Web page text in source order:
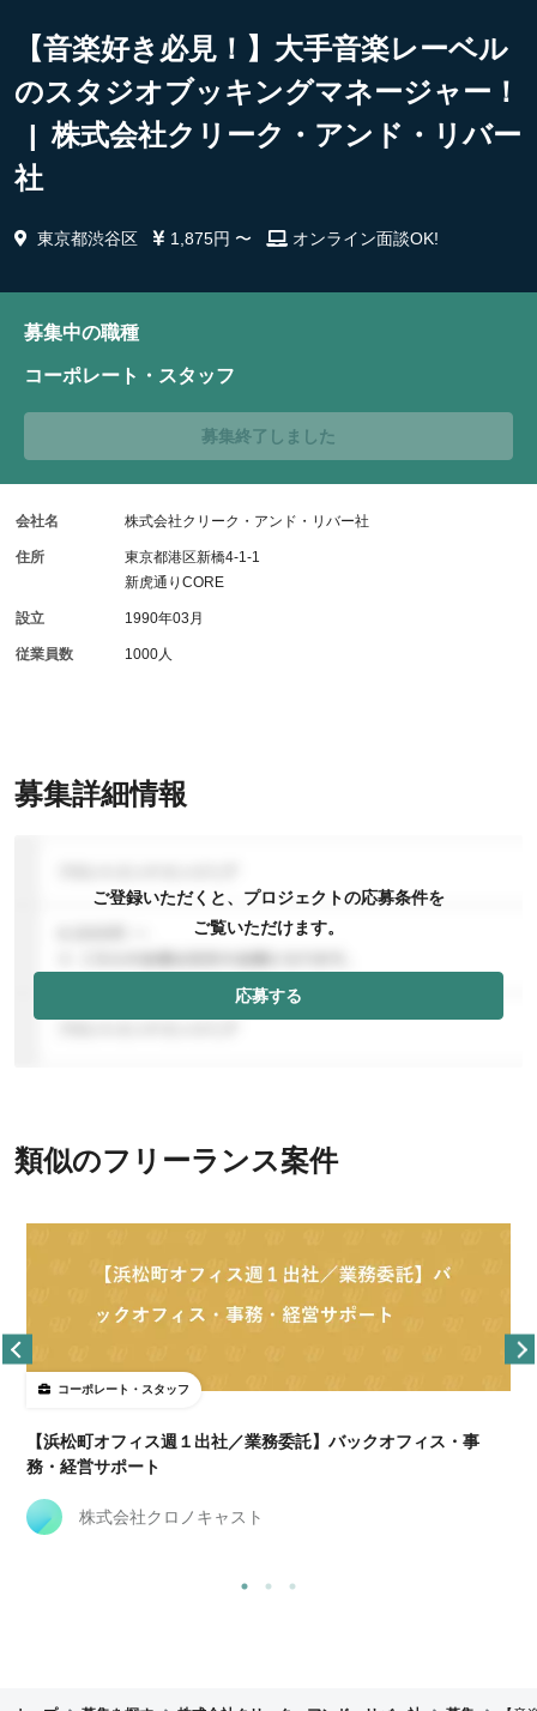
【音楽好き必見！】大手音楽レーベル
のスタジオブッキングマネージャー！
| 株式会社クリーク・アンド・リバー
社
東京都渋谷区 1,875円 〜 オンライン面談OK!
募集詳細情報
ご登録いただくと、プロジェクトの応募条件を
ご覧いただけます。
応募する
募集中の職種
コーポレート・スタッフ
募集終了しました
会社名 株式会社クリーク・アンド・リバー社
住所
東京都港区新橋4-1-1
新虎通りCORE
設立 1990年03月
従業員数 1000人
類似のフリーランス案件
コーポレート・スタッフ
【浜松町オフィス週１出社／業務委託】バックオフィス・事
務・経営サポート
株式会社クロノキャスト